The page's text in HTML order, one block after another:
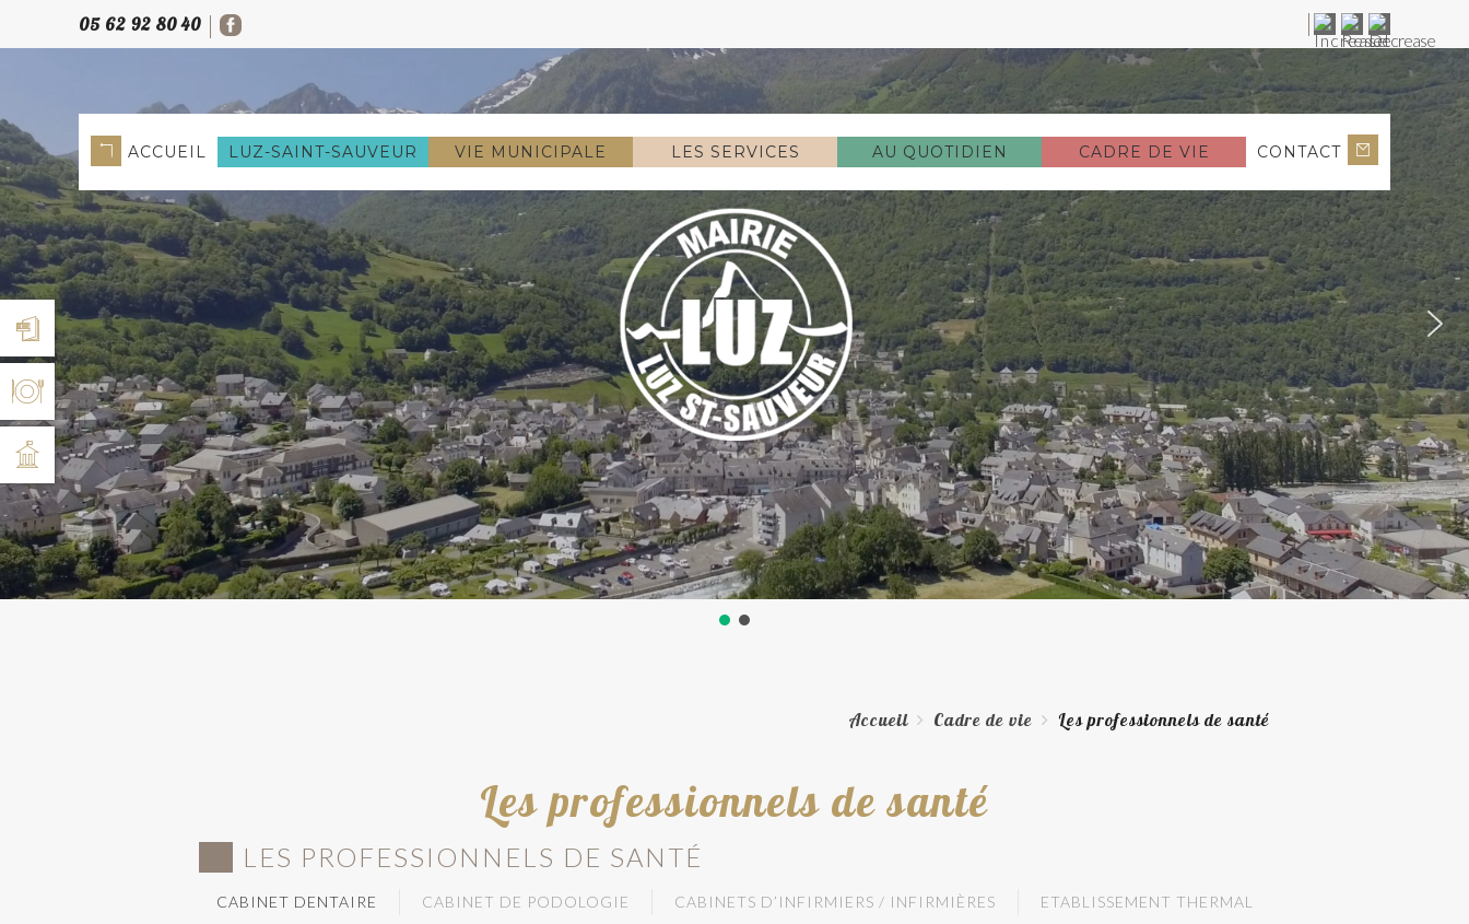
05 62 92 80 40
ACCUEIL LUZ-SAINT-SAUVEUR VIE MUNICIPALE LES SERVICES AU QUOTIDIEN CADRE DE VIE CONTACT
Accueil Cadre de vie Les professionnels de santé
Les professionnels de santé
LES PROFESSIONNELS DE SANTÉ
CABINET DENTAIRE CABINET DE PODOLOGIE CABINETS D’INFIRMIERS / INFIRMIÈRES
ETABLISSEMENT THERMAL